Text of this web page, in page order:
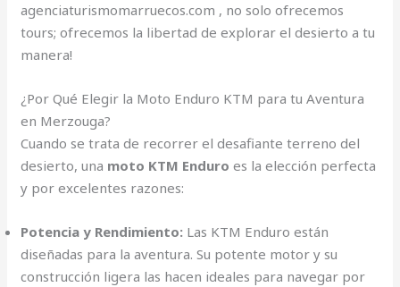
agenciaturismomarruecos.com , no solo ofrecemos
tours; ofrecemos la libertad de explorar el desierto a tu
manera!
¿Por Qué Elegir la Moto Enduro KTM para tu Aventura
en Merzouga?
Cuando se trata de recorrer el desafiante terreno del
desierto, una moto KTM Enduro es la elección perfecta
y por excelentes razones:
Potencia y Rendimiento: Las KTM Enduro están
diseñadas para la aventura. Su potente motor y su
construcción ligera las hacen ideales para navegar por